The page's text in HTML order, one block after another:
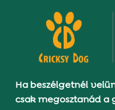
Ha beszélgetnél
csak megosztanád